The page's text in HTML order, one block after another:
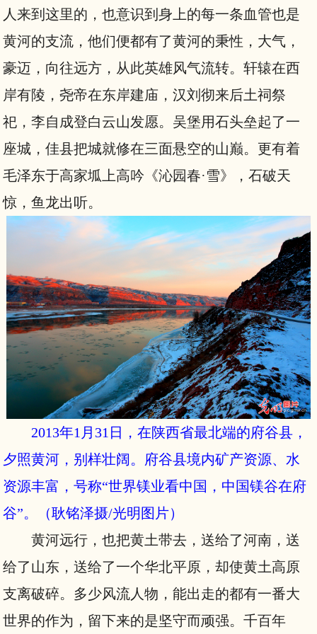
人来到这里的，也意识到身上的每一条血管也是
黄河的支流，他们便都有了黄河的秉性，大气，
豪迈，向往远方，从此英雄风气流转。轩辕在西
岸有陵，尧帝在东岸建庙，汉刘彻来后土祠祭
祀，李自成登白云山发愿。吴堡用石头垒起了一
座城，佳县把城就修在三面悬空的山巅。更有着
毛泽东于高家坬上高吟《沁园春·雪》，石破天
惊，鱼龙出听。
2013年1月31日，在陕西省最北端的府谷县，
夕照黄河，别样壮阔。府谷县境内矿产资源、水
资源丰富，号称“世界镁业看中国，中国镁谷在府
谷”。
（耿铭泽摄/光明图片）
黄河远行，也把黄土带去，送给了河南，送
给了山东，送给了一个华北平原，却使黄土高原
支离破碎。多少风流人物，能出走的都有一番大
世界的作为，留下来的是坚守而顽强。千百年